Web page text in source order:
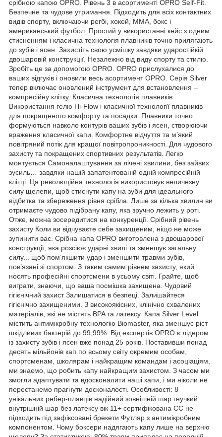
срібною капою OPRO. Рівень 3 в асортименті OPRO Self-Fit.
Безпечне та чудове утримання. Підходить для всіх контактних
видів спорту, включаючи регбі, хокей, ММА, бокс і
американський футбол. Простий у використанні кейс з одним
стисненням і класична технологія плавників точно прилягають
до зубів і ясен. Захистіть свою усмішку завдяки ударостійкій
двошаровій конструкції. Незалежно від виду спорту та стилю.
Зробіть це за допомогою OPRO. OPRO прислухалися до
ваших відгуків і оновили весь асортимент OPRO. Серія Silver
тепер включає оновлений інструмент для встановлення –
компресійну клітку. Класична технологія плавників
Використання гелю Hi-Flow і класичної технології плавників
для покращеного комфорту та посадки. Плавники точно
формуються навколо контурів ваших зубів і ясен, створюючи
враження класичної капи. Комфортне відчуття та м’який
повітряний потік для кращої повітропроникності. Для чудового
захисту та покращених спортивних результатів. Легко
монтується Самоналаштування за лічені хвилини, без зайвих
зусиль… завдяки нашій запатентованій одній компресійній
клітці. Ця революційна технологія використовує величезну
силу щелепи, щоб стиснути капу на зуби для ідеального
відбитка та збереження рівня срібла. Лише за кілька хвилин ви
отримаєте чудово підібрану капу, яка зручно лежить у роті.
Отже, можна зосередитися на конкуренції. Срібний рівень
захисту Коли ви відчуваєте себе захищеним, ніщо не може
зупинити вас. Срібна капа OPRO виготовлена з двошарової
конструкції, яка розсіює ударні хвилі та зменшує загальну
силу... щоб пом’якшити удар і зменшити травми зубів,
пов’язані зі спортом. З таким самим рівнем захисту, який
носять професійні спортсмени в усьому світі. Грайте, щоб
виграти, знаючи, що ваша посмішка захищена. Чудовий
гігієнічний захист Залишатися в безпеці. Залишайтеся
гігієнічно захищеними. З високоякісних, клінічно схвалених
матеріалів, які не містять BPA та латексу. Капа Silver Level
містить антимікробну технологію Biomaster, яка зменшує ріст
шкідливих бактерій до 99,99%. Від експертів OPRO є лідером
із захисту зубів і ясен вже понад 25 років. Поставивши понад
десять мільйонів кап по всьому світу окремим особам,
спортсменам, школярам і найкращим командам і асоціаціям,
ми знаємо, що робить капу найкращим захистом. З часом ми
змогли адаптувати та вдосконалити наші капи, і ми ніколи не
перестанемо прагнути досконалості. Особливості: 8
унікальних ребер-плавців надійний зовнішній шар гнучкий
внутрішній шар без латексу вік 11+ сертифікована ЄС не
підходить під зафіксовані брекети Футляр з антимікробним
компонентом. Чому боксери надягають капу лише на верхню